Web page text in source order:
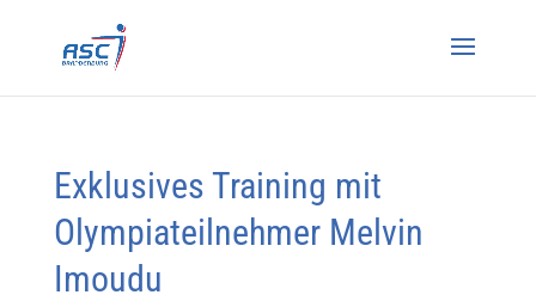
Exklusives Training mit
Olympiateilnehmer Melvin
Imoudu